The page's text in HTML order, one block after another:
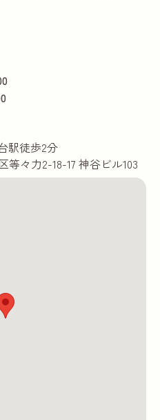
駅徒歩2分
等々力2-18-17 神谷ビル103